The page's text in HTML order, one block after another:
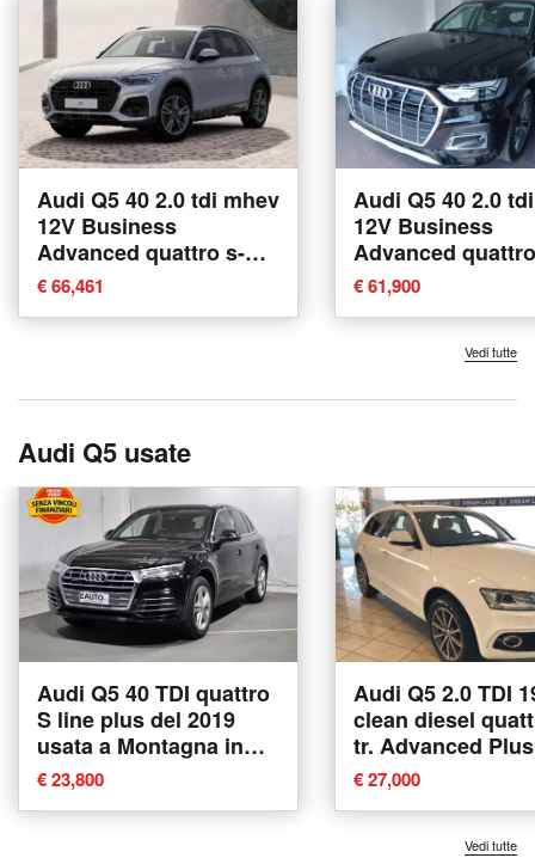
Audi Q5 40 2.0 tdi mhev
12V Business
Advanced quattro s-
tronic nuova a Padova
€ 66,461
Audi Q5 40 2.0
12V Business
Advanced
tronic nuova a
€ 61,900
Vedi tutte
Audi Q5 usate
Audi Q5 40 TDI quattro
S line plus del 2019
usata a Montagna in
Valtellina
€ 23,800
Audi Q5 2.0 TDI
clean diesel
tr. Advanced
2017 usata a
€ 27,000
Vedi tutte